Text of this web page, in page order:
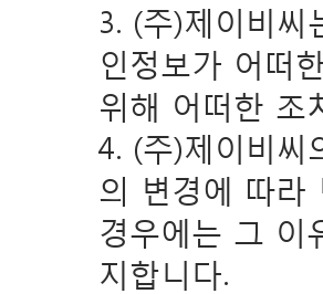
3. (주)제이비
인정보가 어떠
위해 어떠한 조
4. (주)제이비
의 변경에 따라
경우에는 그 이
지합니다.